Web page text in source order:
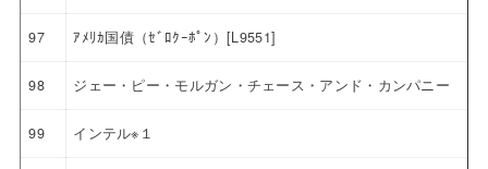
97 ｱﾒﾘｶ国債（ｾﾞﾛｸｰﾎﾟﾝ）[L9551]
98 ジェー・ピー・モルガン・チェース・アンド・カンパニー
99 インテル※１